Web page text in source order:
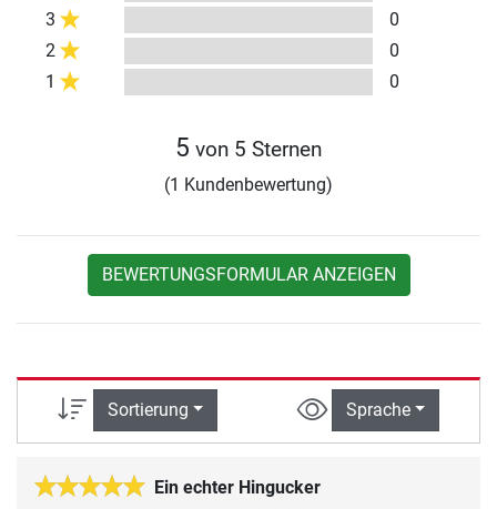
3
0
2
0
1
0
5 von 5 Sternen
(1 Kundenbewertung)
BEWERTUNGSFORMULAR ANZEIGEN
Sortierung Sprache
Ein echter Hingucker